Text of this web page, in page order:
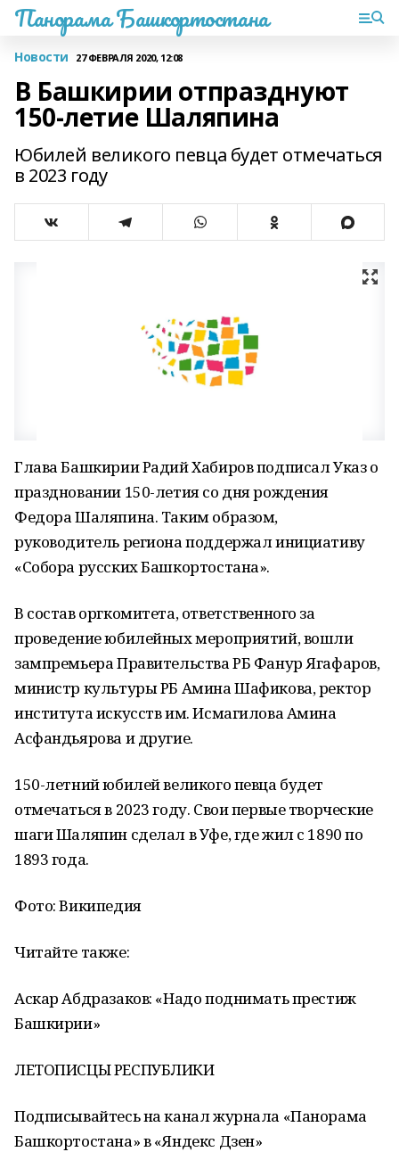
Панорама Башкортостана
Новости 27 ФЕВРАЛЯ 2020, 12:08
В Башкирии отпразднуют
150-летие Шаляпина
Юбилей великого певца будет отмечаться
в 2023 году
Глава Башкирии Радий Хабиров подписал Указ о
праздновании 150-летия со дня рождения
Федора Шаляпина. Таким образом,
руководитель региона поддержал инициативу
«Собора русских Башкортостана».
В состав оргкомитета, ответственного за
проведение юбилейных мероприятий, вошли
зампремьера Правительства РБ Фанур Ягафаров,
министр культуры РБ Амина Шафикова, ректор
института искусств им. Исмагилова Амина
Асфандьярова и другие.
150-летний юбилей великого певца будет
отмечаться в 2023 году. Свои первые творческие
шаги Шаляпин сделал в Уфе, где жил с 1890 по
1893 года.
Фото: Википедия
Читайте также:
Аскар Абдразаков: «Надо поднимать престиж
Башкирии»
ЛЕТОПИСЦЫ РЕСПУБЛИКИ
Подписывайтесь на канал журнала «Панорама
Башкортостана» в «Яндекс Дзен»